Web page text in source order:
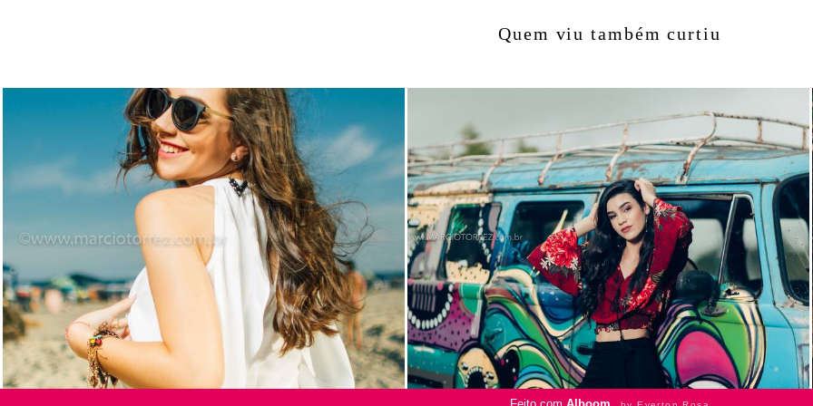
Quem viu também curtiu
1531 53